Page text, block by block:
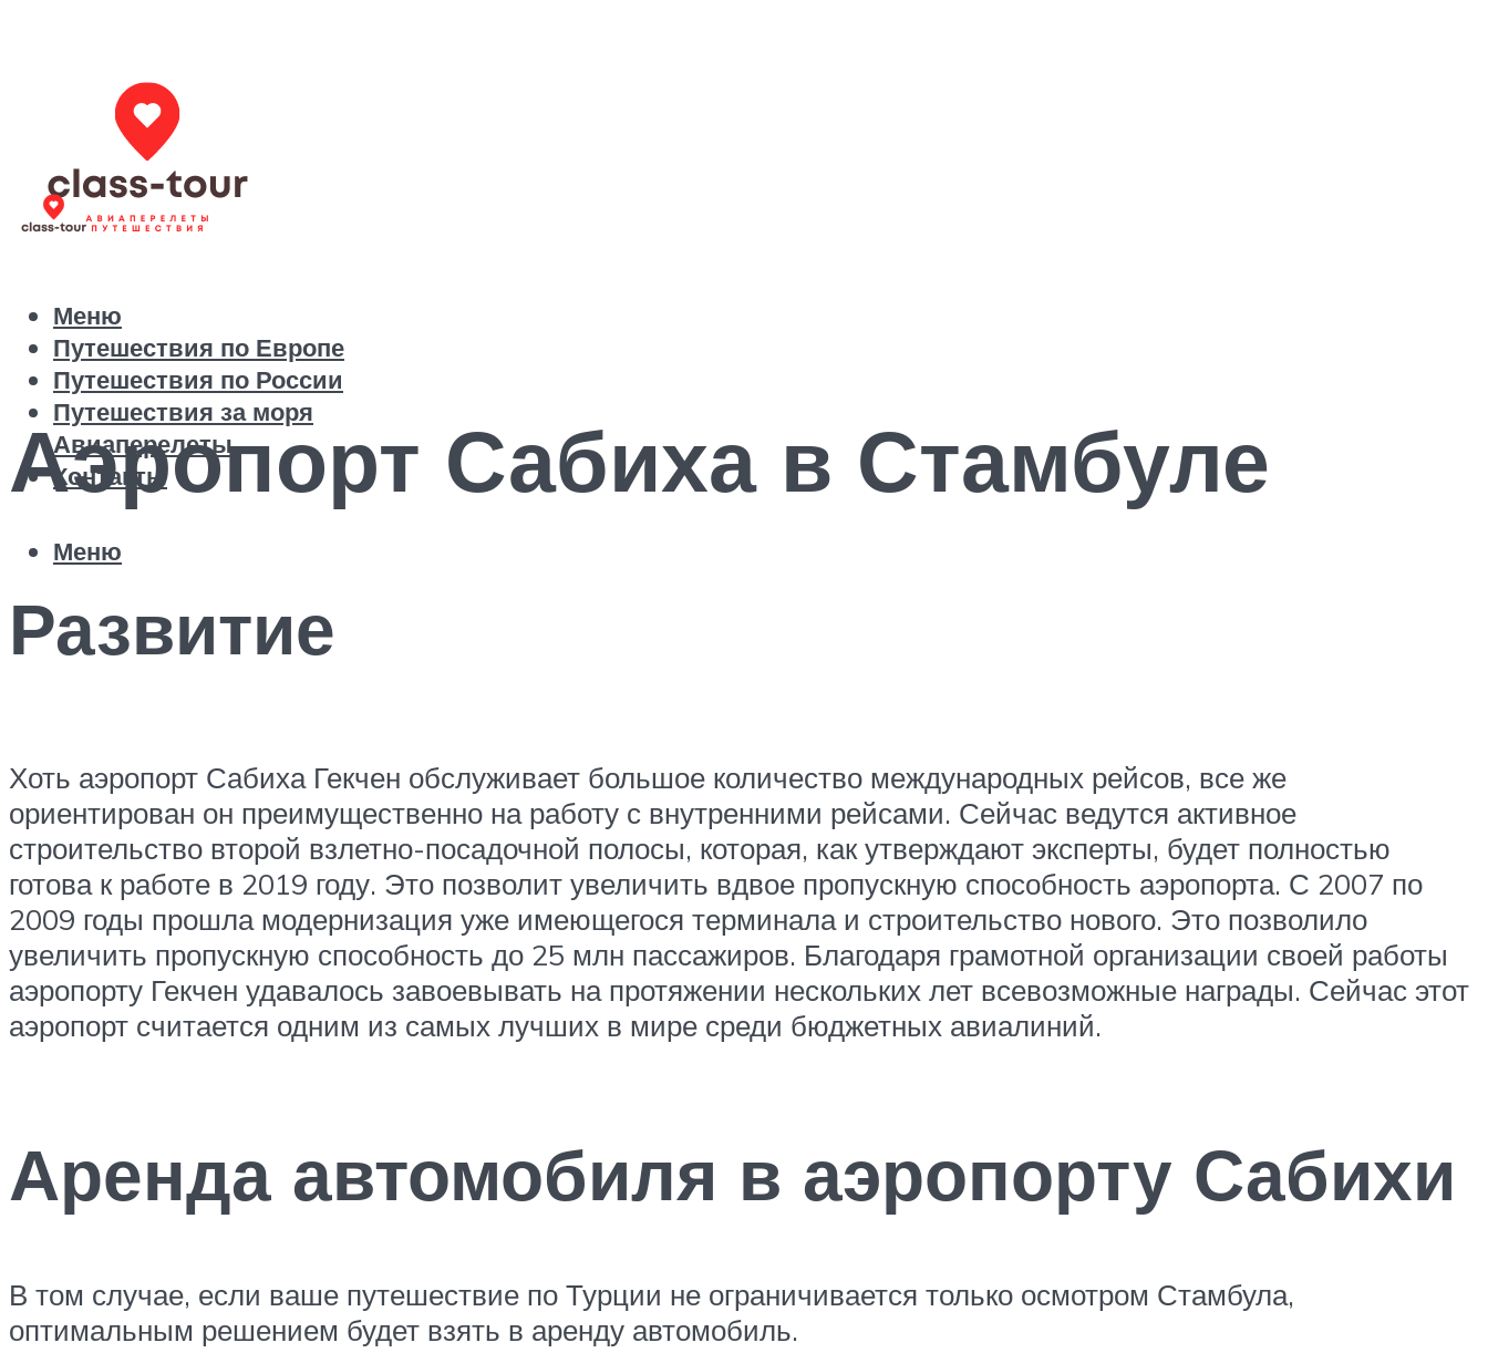
Путешествия по Европе
Путешествия по России
Путешествия за моря
Авиаперелеты
Контакты
Меню
Меню
Аэропорт Сабиха в Стамбуле
Развитие
Хоть аэропорт Сабиха Гекчен обслуживает большое количество международных рейсов, все же
ориентирован он преимущественно на работу с внутренними рейсами. Сейчас ведутся активное
строительство второй взлетно-посадочной полосы, которая, как утверждают эксперты, будет полностью
готова к работе в 2019 году. Это позволит увеличить вдвое пропускную способность аэропорта. С 2007 по
2009 годы прошла модернизация уже имеющегося терминала и строительство нового. Это позволило
увеличить пропускную способность до 25 млн пассажиров. Благодаря грамотной организации своей работы
аэропорту Гекчен удавалось завоевывать на протяжении нескольких лет всевозможные награды. Сейчас этот
аэропорт считается одним из самых лучших в мире среди бюджетных авиалиний.
Аренда автомобиля в аэропорту Сабихи
В том случае, если ваше путешествие по Турции не ограничивается только осмотром Стамбула,
оптимальным решением будет взять в аренду автомобиль.